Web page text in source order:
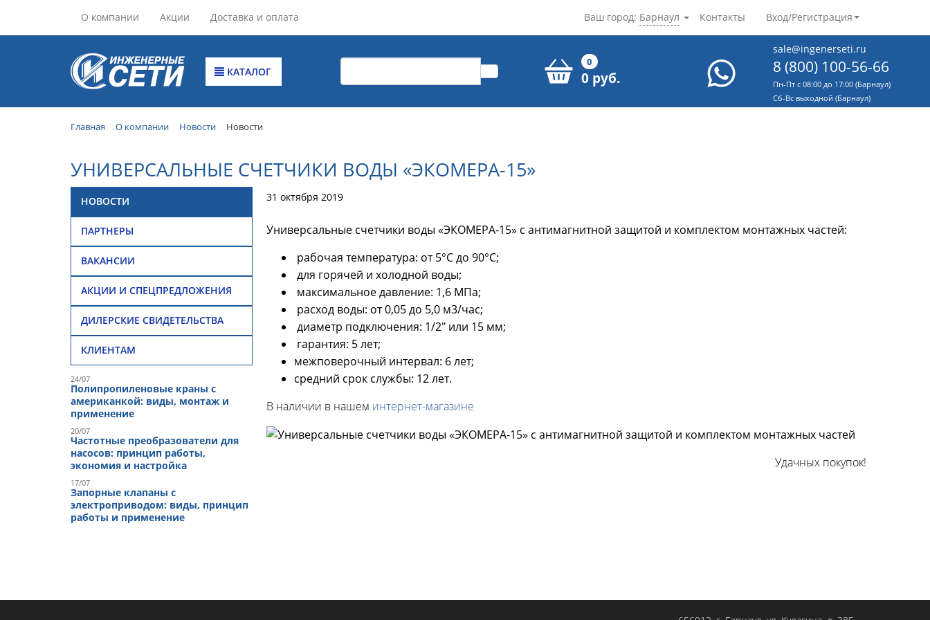
О компании Акции Доставка и оплата Контакты Вход/Регистрация
Ваш город: Барнаул
КАТАЛОГ
0
0 руб.
sale@ingenerseti.ru
8 (800) 100-56-66
Пн-Пт с 08:00 до 17:00 (Барнаул)
Cб-Вс выходной (Барнаул)
Главная О компании Новости Новости
УНИВЕРСАЛЬНЫЕ СЧЕТЧИКИ ВОДЫ «ЭКОМЕРА-15»
НОВОСТИ
ПАРТНЕРЫ
ВАКАНСИИ
АКЦИИ И СПЕЦПРЕДЛОЖЕНИЯ
ДИЛЕРСКИЕ СВИДЕТЕЛЬСТВА
КЛИЕНТАМ
24/07
Полипропиленовые краны с
американкой: виды, монтаж и
применение
20/07
Частотные преобразователи для
насосов: принцип работы,
экономия и настройка
17/07
Запорные клапаны с
электроприводом: виды, принцип
работы и применение
31 октября 2019
Универсальные счетчики воды «ЭКОМЕРА-15» с антимагнитной защитой и комплектом монтажных частей:
рабочая температура: от 5°С до 90°С;
для горячей и холодной воды;
максимальное давление: 1,6 МПа;
расход воды: от 0,05 до 5,0 м3/час;
диаметр подключения: 1/2" или 15 мм;
гарантия: 5 лет;
межповерочный интервал: 6 лет;
средний срок службы: 12 лет.
В наличии в нашем интернет-магазине
Удачных покупок!